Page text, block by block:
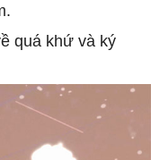
quá khứ và ký